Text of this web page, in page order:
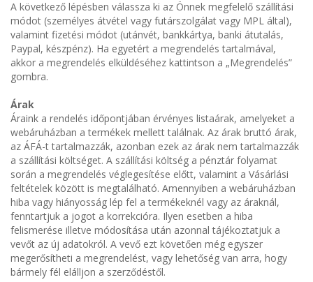
A következő lépésben válassza ki az Önnek megfelelő szállítási
módot (személyes átvétel vagy futárszolgálat vagy MPL által),
valamint fizetési módot (utánvét, bankkártya, banki átutalás,
Paypal, készpénz). Ha egyetért a megrendelés tartalmával,
akkor a megrendelés elküldéséhez kattintson a „Megrendelés”
gombra.
Árak
Áraink a rendelés időpontjában érvényes listaárak, amelyeket a
webáruházban a termékek mellett találnak. Az árak bruttó árak,
az ÁFÁ-t tartalmazzák, azonban ezek az árak nem tartalmazzák
a szállítási költséget. A szállítási költség a pénztár folyamat
során a megrendelés véglegesítése előtt, valamint a Vásárlási
feltételek között is megtalálható. Amennyiben a webáruházban
hiba vagy hiányosság lép fel a termékeknél vagy az áraknál,
fenntartjuk a jogot a korrekcióra. Ilyen esetben a hiba
felismerése illetve módosítása után azonnal tájékoztatjuk a
vevőt az új adatokról. A vevő ezt követően még egyszer
megerősítheti a megrendelést, vagy lehetőség van arra, hogy
bármely fél elálljon a szerződéstől.